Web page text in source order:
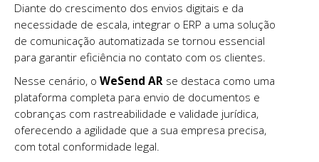
Diante do crescimento dos envios digitais e da
necessidade de escala, integrar o ERP a uma solução
de comunicação automatizada se tornou essencial
para garantir eficiência no contato com os clientes.
Nesse cenário, o WeSend AR se destaca como uma
plataforma completa para envio de documentos e
cobranças com rastreabilidade e validade jurídica,
oferecendo a agilidade que a sua empresa precisa,
com total conformidade legal.